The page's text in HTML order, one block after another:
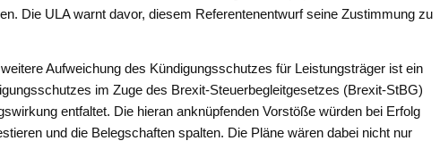
Die ULA warnt davor, diesem Referentenentwurf seine Zustimmung zu
Aufweichung des Kündigungsschutzes für Leistungsträger ist ein
im Zuge des Brexit-Steuerbegleitgesetzes (Brexit-StBG)
entfaltet. Die hieran anknüpfenden Vorstöße würden bei Erfolg
und die Belegschaften spalten. Die Pläne wären dabei nicht nur